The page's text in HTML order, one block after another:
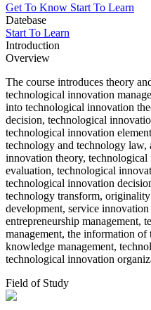
Get To Know Start To Learn
Datebase
Start To Learn
Introduction
Overview
The course introduces theory
technological innovation
into technological innovation
decision, technological
technological innovation
technology and technology law,
innovation theory,
evaluation, technological
technological innovation
technology transform,
development, service
entrepreneurship management,
management, the information
knowledge management,
technological innovation
Field of Study